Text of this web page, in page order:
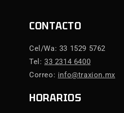
CONTACTO
Cel/Wa: 33 1529 5762
Tel:33 2314 6400
Correo: info@traxion.mx
HORARIOS